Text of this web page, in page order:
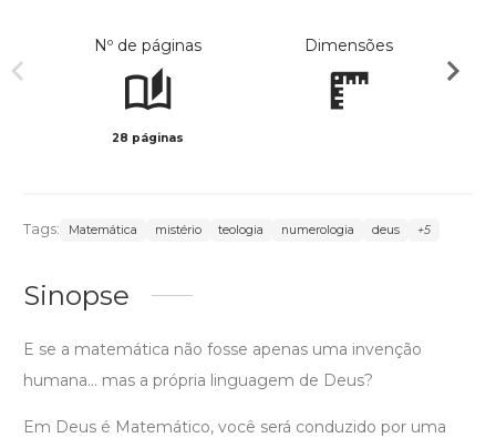
Nº de páginas
28 páginas
Dimensões
Tags: Matemática mistério teologia numerologia deus +5
Sinopse
E se a matemática não fosse apenas uma invenção
humana… mas a própria linguagem de Deus?
Em Deus é Matemático, você será conduzido por uma